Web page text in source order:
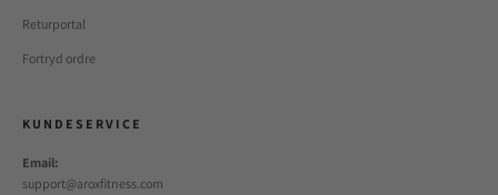
Returportal
Fortryd ordre
K U N D E S E R V I C E
Email:
support@aroxfitness.com